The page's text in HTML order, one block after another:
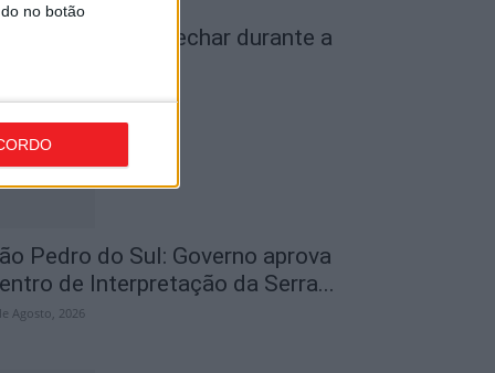
no botão
IP3 volta a fechar durante a
Pedro do Sul: Governo aprova
de Interpretação da Serra...
Agosto, 2026